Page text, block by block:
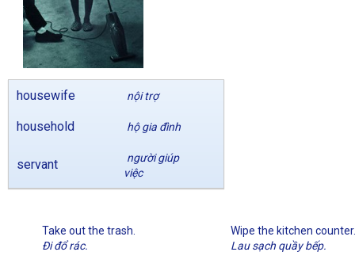
housewife nội trợ
household hộ gia đình
servant
người giúp
việc
Take out the trash.
Đi đổ rác.
Wipe the kitchen counter.
Lau sạch quầy bếp.